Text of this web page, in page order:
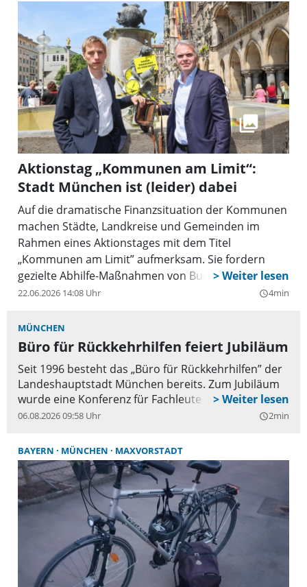
Aktionstag „Kommunen am Limit“:
Stadt München ist (leider) dabei
Auf die dramatische Finanzsituation der Kommunen
machen Städte, Landkreise und Gemeinden im
Rahmen eines Aktionstages mit dem Titel
„Kommunen am Limit” aufmerksam. Sie fordern
gezielte Abhilfe-Maßnahmen von Bund und Ländern.
22.06.2026 14:08 Uhr query_builder4min
MÜNCHEN
Büro für Rückkehrhilfen feiert Jubiläum
Seit 1996 besteht das „Büro für Rückkehrhilfen” der
Landeshauptstadt München bereits. Zum Jubiläum
wurde eine Konferenz für Fachleute veranstaltet.
06.08.2026 09:58 Uhr query_builder2min
BAYERN MÜNCHEN MAXVORSTADT